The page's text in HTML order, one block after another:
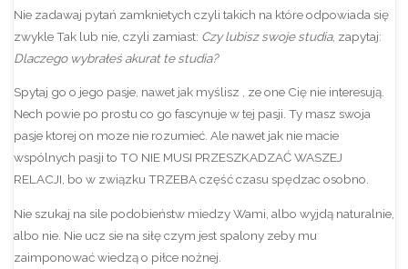
Nie zadawaj pytań zamknietych czyli takich na które odpowiada się
zwykle Tak lub nie, czyli zamiast: Czy lubisz swoje studia, zapytaj:
Dlaczego wybrałeś akurat te studia?
Spytaj go o jego pasje, nawet jak myślisz , ze one Cię nie interesują.
Nech powie po prostu co go fascynuje w tej pasji. Ty masz swoja
pasje ktorej on moze nie rozumieć. Ale nawet jak nie macie
wspólnych pasji to TO NIE MUSI PRZESZKADZAĆ WASZEJ
RELACJI, bo w związku TRZEBA część czasu spędzac osobno.
Nie szukaj na sile podobieństw miedzy Wami, albo wyjdą naturalnie,
albo nie. Nie ucz sie na siłę czym jest spalony zeby mu
zaimponować wiedzą o piłce nożnej.